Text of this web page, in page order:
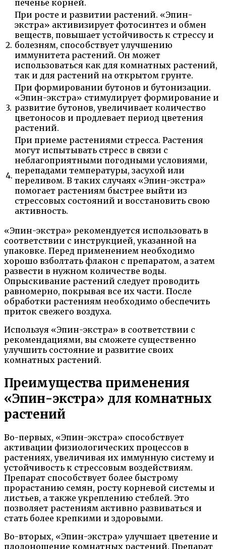
печенье корней.
2.
При росте и развитии растений. «Эпин-
экстра» активизирует фотосинтез и обмен
веществ, повышает устойчивость к стрессу и
болезням, способствует улучшению
иммунитета растений. Он может
использоваться как для комнатных растений,
так и для растений на открытом грунте.
3.
При формировании бутонов и бутонизации.
«Эпин-экстра» стимулирует формирование и
развитие бутонов, увеличивает количество
цветоносов и продлевает период цветения
растений.
4.
При приеме растениями стресса. Растения
могут испытывать стресс в связи с
неблагоприятными погодными условиями,
перепадами температуры, засухой или
переливом. В таких случаях «Эпин-экстра»
помогает растениям быстрее выйти из
стрессовых состояний и восстановить свою
активность.
«Эпин-экстра» рекомендуется использовать в
соответствии с инструкцией, указанной на
упаковке. Перед применением необходимо
хорошо взболтать флакон с препаратом, а затем
развести в нужном количестве воды.
Опрыскивание растений следует проводить
равномерно, покрывая все их части. После
обработки растениям необходимо обеспечить
приток свежего воздуха.
Используя «Эпин-экстра» в соответствии с
рекомендациями, вы сможете существенно
улучшить состояние и развитие своих
комнатных растений.
Преимущества применения
«Эпин-экстра» для комнатных
растений
Во-первых, «Эпин-экстра» способствует
активации физиологических процессов в
растениях, увеличивая их иммунную систему и
устойчивость к стрессовым воздействиям.
Препарат способствует более быстрому
прорастанию семян, росту корневой системы и
листьев, а также укреплению стеблей. Это
позволяет растениям активно развиваться и
стать более крепкими и здоровыми.
Во-вторых, «Эпин-экстра» улучшает цветение и
плодоношение комнатных растений. Препарат